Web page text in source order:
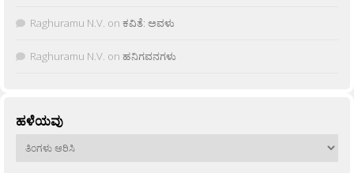
Raghuramu N.V. on ಕವಿತೆ: ಅವಳು
Raghuramu N.V. on ಹನಿಗವನಗಳು
ಹಳೆಯವು
ಹಳೆಯವು